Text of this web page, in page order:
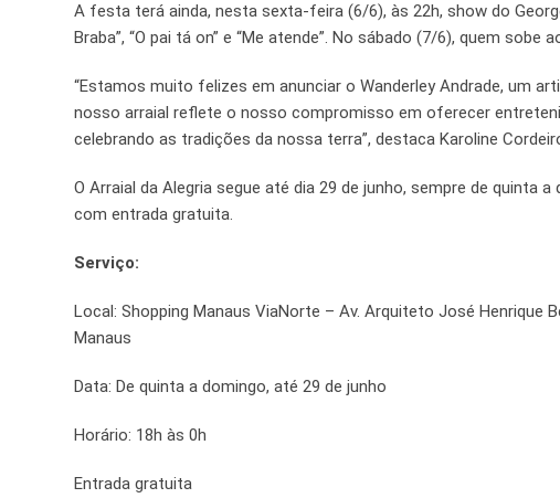
A festa terá ainda, nesta sexta-feira (6/6), às 22h, show do
Braba”, “O pai tá on” e “Me atende”. No sábado (7/6), quem sobe
“Estamos muito felizes em anunciar o Wanderley Andrade, um
nosso arraial reflete o nosso compromisso em oferecer
celebrando as tradições da nossa terra”, destaca Karoline
O Arraial da Alegria segue até dia 29 de junho, sempre de quinta
com entrada gratuita.
Serviço:
Local: Shopping Manaus ViaNorte – Av. Arquiteto José Henrique
Manaus
Data: De quinta a domingo, até 29 de junho
Horário: 18h às 0h
Entrada gratuita